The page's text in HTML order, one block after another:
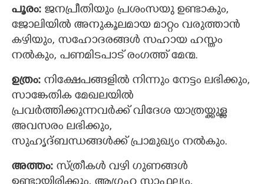
പൂരം: ജനപ്രീതിയും പ്രശംസയു ഉണ്ടാകും,
ജോലിയില്‍ അനുകൂലമായ മാറ്റം വരുത്താൻ
കഴിയും, സഹോദരങ്ങൾ സഹായ ഹസ്തം
നൽകും, പണമിടപാട് രംഗത്ത് മേന്മ.
ഉത്രം: നിക്ഷേപങ്ങളില്‍ നിന്നും നേട്ടം ലഭിക്കും,
സാങ്കേതിക മേഖലയില്‍
പ്രവര്‍ത്തിക്കുന്നവര്‍ക്ക് വിദേശ യാത്രയ്ക്കുള്ള
അവസരം ലഭിക്കും,
സുഹൃദ്ബന്ധങ്ങള്‍ക്ക് പ്രാമുഖ്യം നൽകും.
അത്തം: സ്ത്രീകൾ വഴി ഗുണങ്ങൾ